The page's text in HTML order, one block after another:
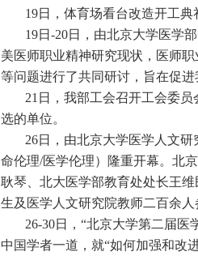
19日，体育场看台改造开工典
19日-20日，由北京大学医学
美医师职业精神研究现状，医师
等问题进行了共同研讨，旨在促
21日，我部工会召开工会委
选的单位。
26日，由北京大学医学人文
命伦理/医学伦理）隆重开幕。北
耿琴、北大医学部教育处处长王
生及医学人文研究院教师二百余
26-30日，“北京大学第二届
中国学者一道，就“如何加强和改